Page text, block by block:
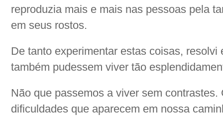
reproduzia mais e mais nas pessoas pela
em seus rostos.
De tanto experimentar estas coisas, resolvi
também pudessem viver tão
Não que passemos a viver sem
dificuldades que aparecem em nossa